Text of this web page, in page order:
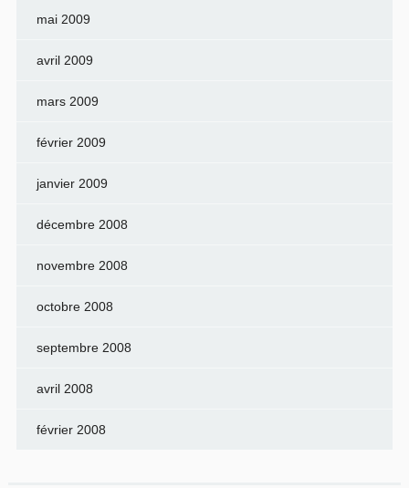
mai 2009
avril 2009
mars 2009
février 2009
janvier 2009
décembre 2008
novembre 2008
octobre 2008
septembre 2008
avril 2008
février 2008